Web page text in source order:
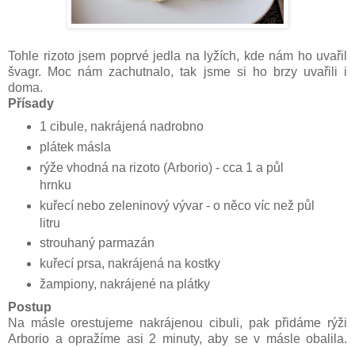
Tohle rizoto jsem poprvé jedla na lyžích, kde nám ho uvařil
švagr. Moc nám zachutnalo, tak jsme si ho brzy uvařili i
doma.
Přísady
1 cibule, nakrájená nadrobno
plátek másla
rýže vhodná na rizoto (Arborio) - cca 1 a půl
hrnku
kuřecí nebo zeleninový vývar - o něco víc než půl
litru
strouhaný parmazán
kuřecí prsa, nakrájená na kostky
žampiony, nakrájené na plátky
Postup
Na másle orestujeme nakrájenou cibuli, pak přidáme rýži
Arborio a opražíme asi 2 minuty, aby se v másle obalila.